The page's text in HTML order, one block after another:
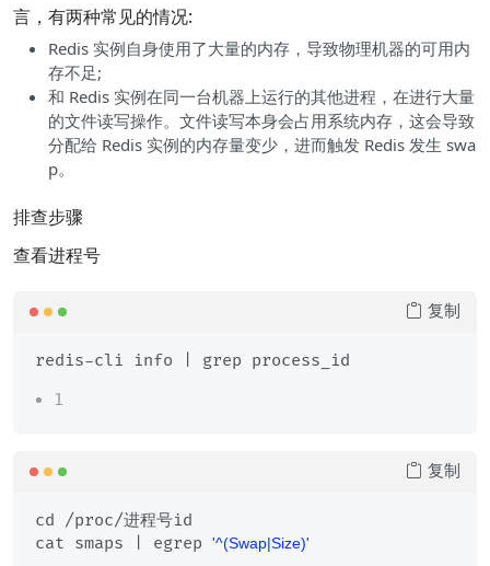
言，有两种常见的情况:
Redis 实例自身使用了大量的内存，导致物理机器的可用内
存不足;
和 Redis 实例在同一台机器上运行的其他进程，在进行大量
的文件读写操作。文件读写本身会占用系统内存，这会导致
分配给 Redis 实例的内存量变少，进而触发 Redis 发生 swa
p。
排查步骤
查看进程号
1
复制
cd /proc/进程号id
cat smaps | egrep '^(Swap|Size)'
复制